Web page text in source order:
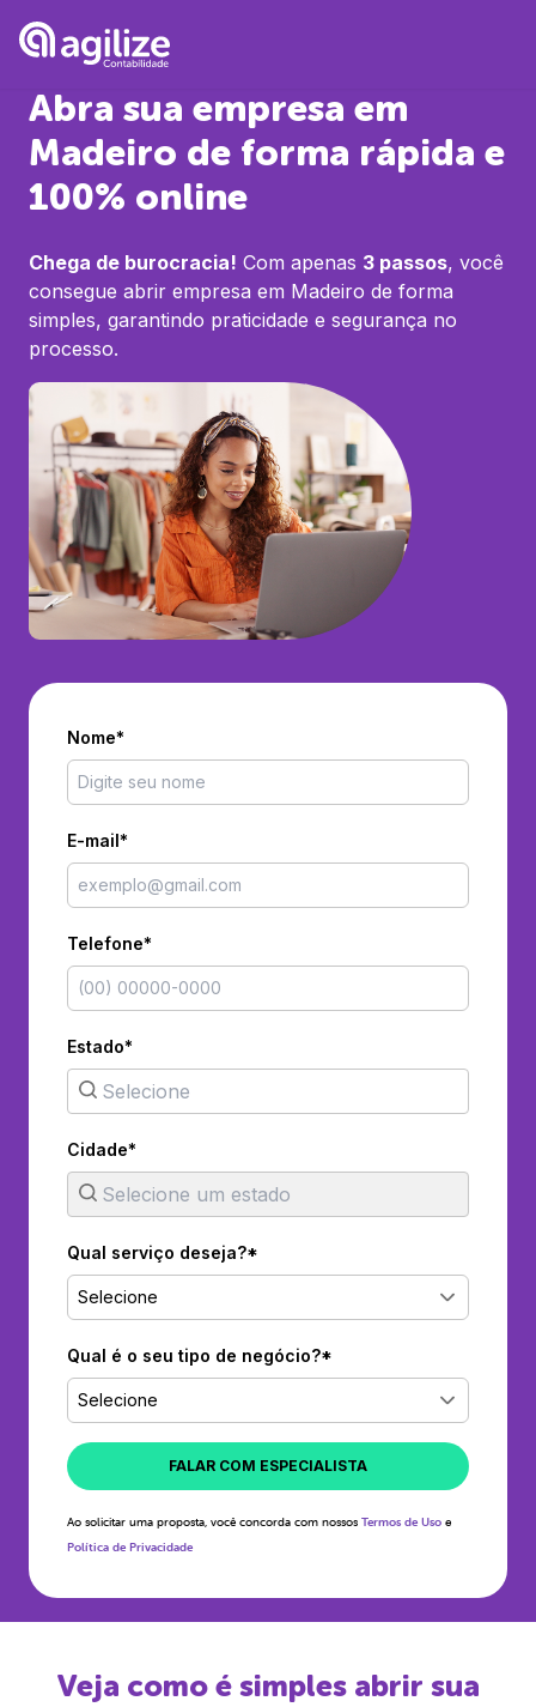
Abra sua empresa em
Madeiro de forma rápida e
100% online
Chega de burocracia! Com apenas 3 passos, você
consegue abrir empresa em Madeiro de forma
simples, garantindo praticidade e segurança no
processo.
Nome*
E-mail*
Telefone*
Estado*
Cidade*
Qual serviço deseja?*
Selecione
Qual é o seu tipo de negócio?*
Selecione
FALAR COM ESPECIALISTA
Ao solicitar uma proposta, você concorda com nossos Termos de Uso e
Política de Privacidade
Veja como é simples abrir sua